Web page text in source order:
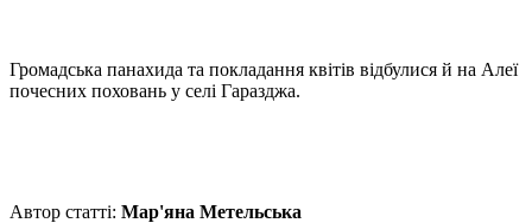
Громадська панахида та покладання квітів відбулися й на Алеї
почесних поховань у селі Гаразджа.
Автор статті: Мар'яна Метельська